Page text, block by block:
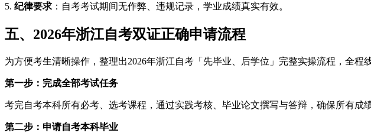
5. 纪律要求 ：自考考试期间无作弊、违规记录，学业成绩真实有效。
五、2026年浙江自考双证正确申请流程
为方便考生清晰操作，整理出2026年浙江自考「先毕业、后学位」完整实操流程，全程
第一步：完成全部考试任务
考完自考本科所有必考、选考课程，通过实践考核、毕业论文撰写与答辩，确保所有成
第二步：申请自考本科毕业